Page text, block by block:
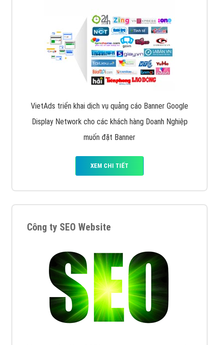
VietAds triển khai dịch vụ quảng cáo Banner Google
Display Network cho các khách hàng Doanh Nghiệp
muốn đặt Banner
XEM CHI TIẾT
Công ty SEO Website